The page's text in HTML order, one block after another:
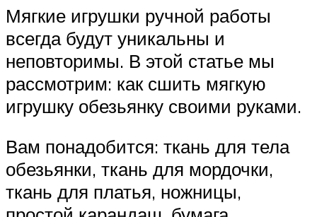
Мягкие игрушки ручной работы
всегда будут уникальны и
неповторимы. В этой статье мы
рассмотрим: как сшить мягкую
игрушку обезьянку своими руками.
Вам понадобится: ткань для тела
обезьянки, ткань для мордочки,
ткань для платья, ножницы,